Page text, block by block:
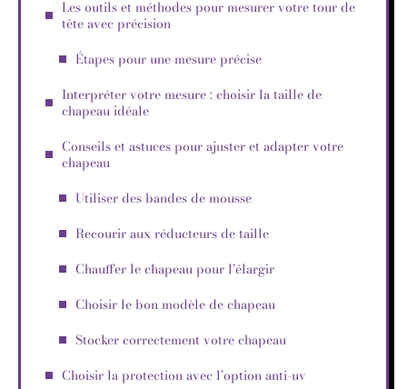
Les outils et méthodes pour mesurer votre tour de
tête avec précision
Étapes pour une mesure précise
Interpréter votre mesure : choisir la taille de
chapeau idéale
Conseils et astuces pour ajuster et adapter votre
chapeau
Utiliser des bandes de mousse
Recourir aux réducteurs de taille
Chauffer le chapeau pour l’élargir
Choisir le bon modèle de chapeau
Stocker correctement votre chapeau
Choisir la protection avec l’option anti-uv